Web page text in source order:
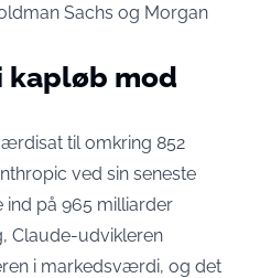
Sachs og Morgan
kapløb mod
til omkring 852
ved sin seneste
ind på 965 milliarder
Claude-udvikleren
i markedsværdi, og det